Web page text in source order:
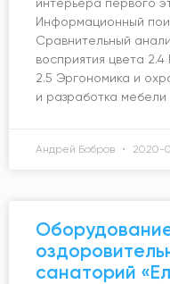
Информационный
Сравнительный
восприятия цвета
2.5 Эргономика и
и разработка
Андрей Бобров 2020-
санаторий